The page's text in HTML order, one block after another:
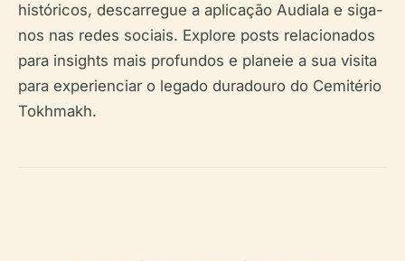
históricos, descarregue a aplicação Audiala e siga-
nos nas redes sociais. Explore posts relacionados
para insights mais profundos e planeie a sua visita
para experienciar o legado duradouro do Cemitério
Tokhmakh.